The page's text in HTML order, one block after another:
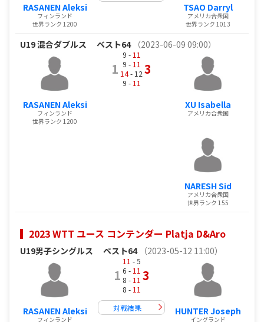
RASANEN Aleksi
フィンランド
世界ランク 1200
TSAO Darryl
アメリカ合衆国
世界ランク 1013
U19 混合ダブルス ベスト64 （2023-06-09 09:00）
RASANEN Aleksi
フィンランド
世界ランク 1200
1
9 - 11
9 - 11
14- 12
9 - 11
3
XU Isabella
アメリカ合衆国
NARESH Sid
アメリカ合衆国
世界ランク 155
2023 WTT ユース コンテンダー Platja D&Aro
U19男子シングルス ベスト64 （2023-05-12 11:00）
RASANEN Aleksi
フィンランド
1
11 - 5
6 - 11
8 - 11
8 - 11
3
対戦結果 HUNTER Joseph
イングランド